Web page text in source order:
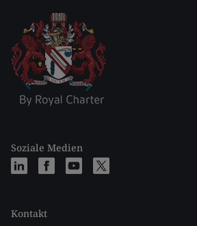
Soziale Medien
Kontakt